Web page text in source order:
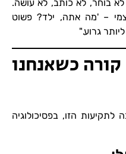
בוחר, לא כותב, לא עושה.
– 'מה אתה, ילד? פשוט
גרוע."
כשאנחנו
לתקיעות הזו, בפסיכולוגיה